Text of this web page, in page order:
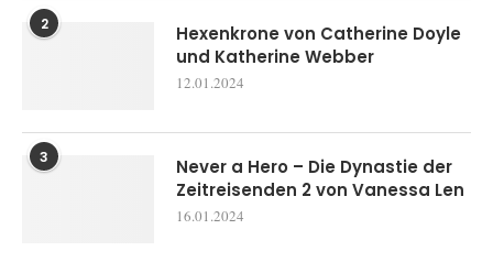
2
Hexenkrone von Catherine Doyle
und Katherine Webber
12.01.2024
3
Never a Hero – Die Dynastie der
Zeitreisenden 2 von Vanessa Len
16.01.2024